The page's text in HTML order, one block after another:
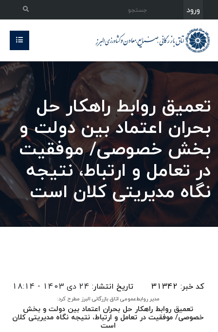
ورود
تعمیق روابط راهکار حل
بحران اعتماد بین دولت و
بخش خصوصی/ موفقیت
در تعامل و ارتباط، نتیجه
نگاه مدیریتی کلان است
کد خبر: 31342 تاریخ انتشار: 24 دی 1403 - 18:14
مدیر روابط‌عمومی اتاق بازرگانی البرز مطرح کرد:
تعمیق روابط راهکار حل بحران اعتماد بین دولت و بخش
خصوصی/ موفقیت در تعامل و ارتباط، نتیجه نگاه مدیریتی کلان
است